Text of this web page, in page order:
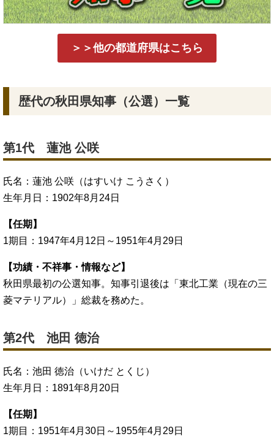
＞＞他の都道府県はこちら
歴代の秋田県知事（公選）一覧
第1代 蓮池 公咲
氏名：蓮池 公咲（はすいけ こうさく）
生年月日：1902年8月24日
【任期】
1期目：1947年4月12日～1951年4月29日
【功績・不祥事・情報など】
秋田県最初の公選知事。知事引退後は「東北工業（現在の三
菱マテリアル）」総裁を務めた。
第2代 池田 徳治
氏名：池田 徳治（いけだ とくじ）
生年月日：1891年8月20日
【任期】
1期目：1951年4月30日～1955年4月29日